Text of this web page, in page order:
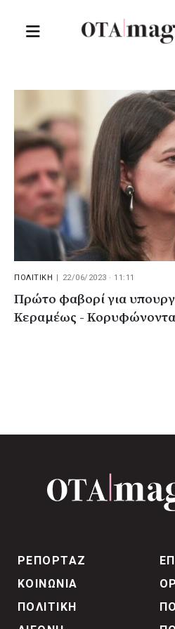
ΠΟΛΙΤΙΚΗ 22/06/2023 · 11:11
Πρώτο φαβορί για
Κεραμέως -
ΡΕΠΟΡΤΑΖ
ΚΟΙΝΩΝΙΑ
ΠΟΛΙΤΙΚΗ